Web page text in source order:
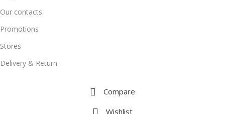
Our contacts
Promotions
Stores
Delivery & Return
Compare
Wishlist